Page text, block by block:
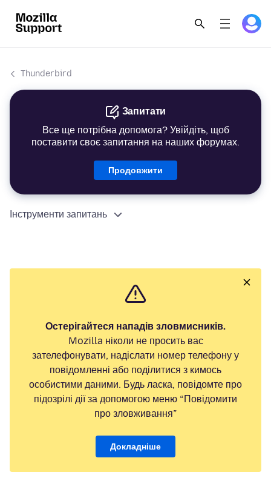
Thunderbird
Запитати
Все ще потрібна допомога? Увійдіть, щоб
поставити своє запитання на наших форумах.
Продовжити
Інструменти запитань
Остерігайтеся нападів зловмисників.
Mozilla ніколи не просить вас
зателефонувати, надіслати номер телефону у
повідомленні або поділитися з кимось
особистими даними. Будь ласка, повідомте про
підозрілі дії за допомогою меню “Повідомити
про зловживання”
Докладніше